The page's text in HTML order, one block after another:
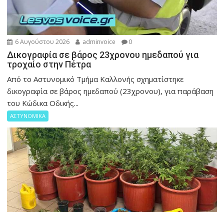
6 Αυγούστου 2026 adminvoice 0
Δικογραφία σε βάρος 23χρονου ημεδαπού για
τροχαίο στην Πέτρα
Από το Αστυνομικό Τμήμα Καλλονής σχηματίστηκε
δικογραφία σε βάρος ημεδαπού (23χρονου), για παράβαση
του Κώδικα Οδικής...
ΑΣΤΥΝΟΜΙΚΑ